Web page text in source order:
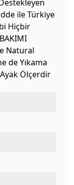
ile Türkiye
Hiçbir
Natural
de Yıkama
Ölçerdir